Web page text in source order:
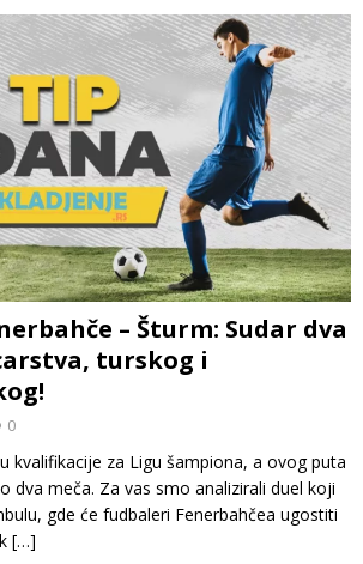
– Šturm: Sudar dva
turskog i
0
kvalifikacije za Ligu šampiona, a ovog puta
dva meča. Za vas smo analizirali duel koji
gde će fudbaleri Fenerbahčea ugostiti
[…]